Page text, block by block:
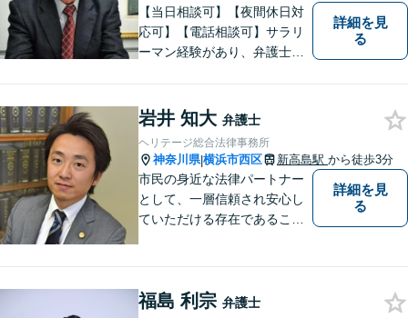
【当日相談可】【夜間休日対
応可】【電話相談可】サラリ
ーマン経験があり、弁護士と
詳細を見
る
岩井 知大 弁護士
ヘリテージ総合法律事務所
神奈川県|横浜市西区 新高島駅 から徒歩3分
市民の身近な法律パートナー
として、一層信頼され安心し
ていただける存在であること
詳細を見
る
福島 利宗 弁護士